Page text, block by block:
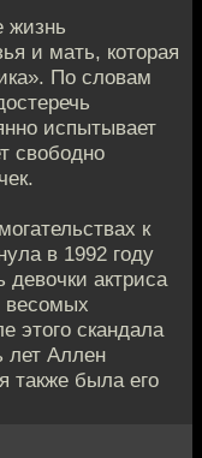
жизнь
и мать, которая
По словам
испытывает
свободно
к
в 1992 году
актриса
весомых
этого скандала
лет Аллен
также была его